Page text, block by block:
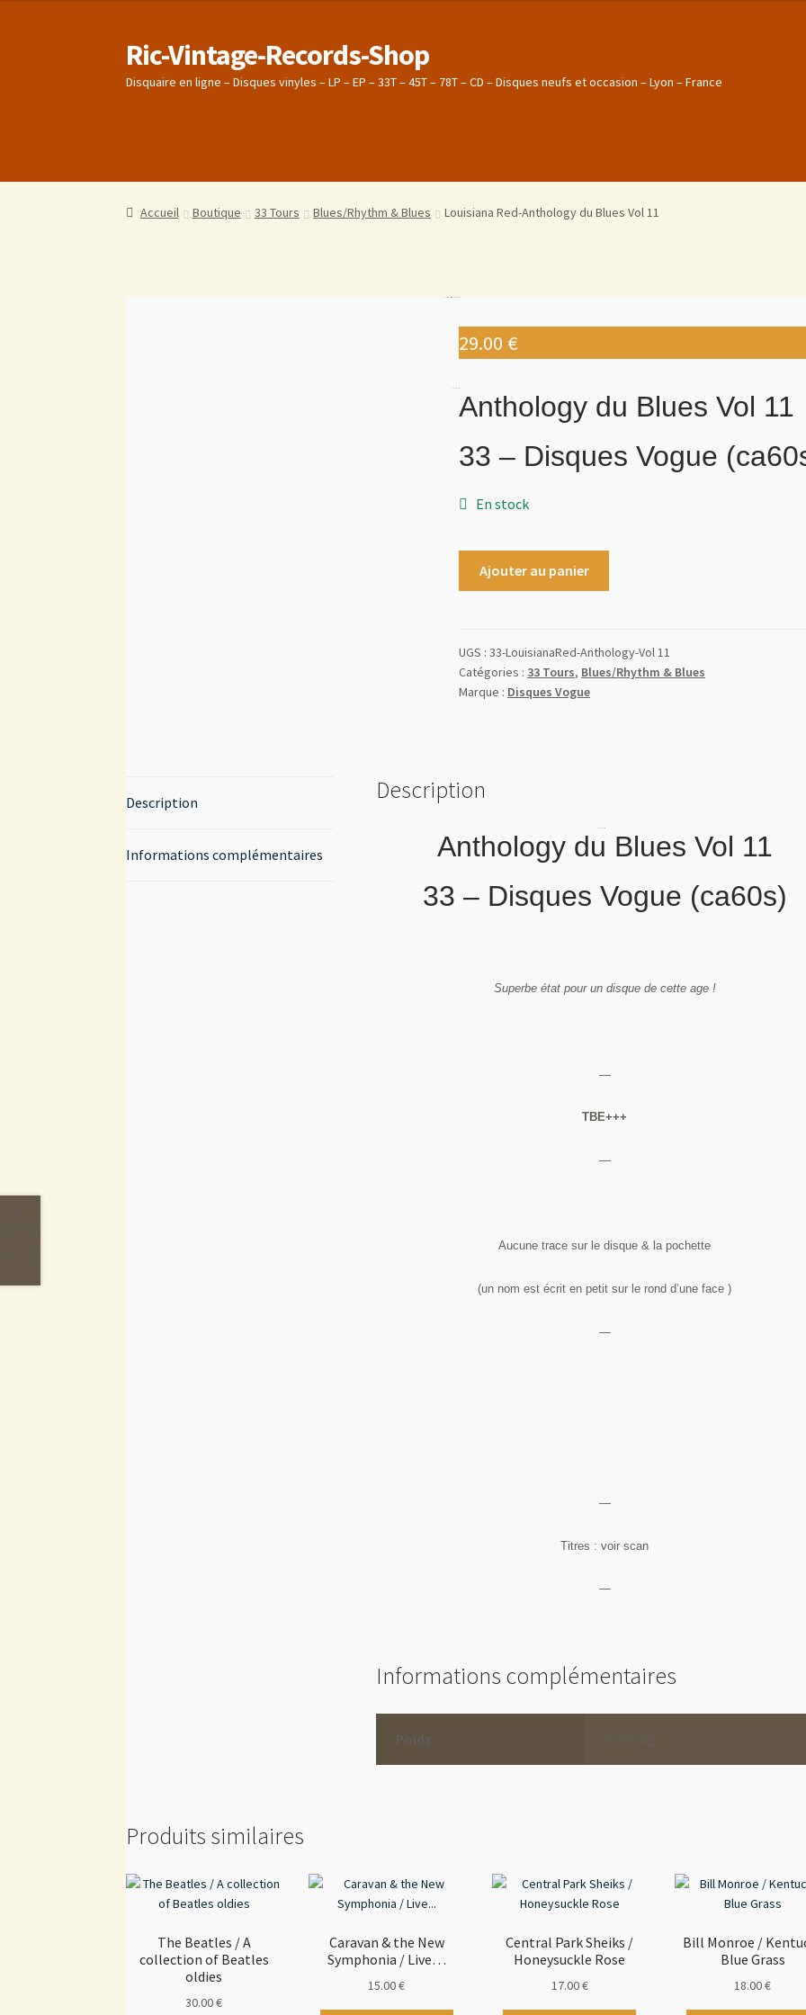
Ric-Vintage-Records-Shop
Disquaire en ligne – Disques vinyles – LP – EP – 33T – 45T – 78T – CD – Disques neufs et occasion – Lyon – France
Conditions générales de ventePolitique de confidentialitéMon compteContact
Conditions générales de ventePolitique de confidentialitéMon compteContact
Accueil Boutique 33 Tours Blues/Rhythm & Blues Louisiana Red-Anthology du Blues Vol 11
29.00 €
Anthology du Blues Vol 11
33 – Disques Vogue
En stock
Ajouter au panier
UGS :33-LouisianaRed-Anthology-Vol 11
Catégories : 33 Tours, Blues/Rhythm & Blues
Marque : Disques Vogue
Description
Informations complémentaires
Description
Anthology du Blues Vol 11
33 – Disques Vogue (ca60s)
Superbe état pour un disque de cette age !
—
TBE+++
—
Aucune trace sur le disque & la pochette
(un nom est écrit en petit sur le rond d’une face )
—
—
Titres : voir scan
—
Informations complémentaires
Poids
Produits similaires
The Beatles / A
collection of Beatles
oldies
30.00€
Caravan & the New
Symphonia / Live…
15.00€
Central Park Sheiks /
Honeysuckle Rose
17.00€
Bill Monroe /
Blue Grass
18.00€